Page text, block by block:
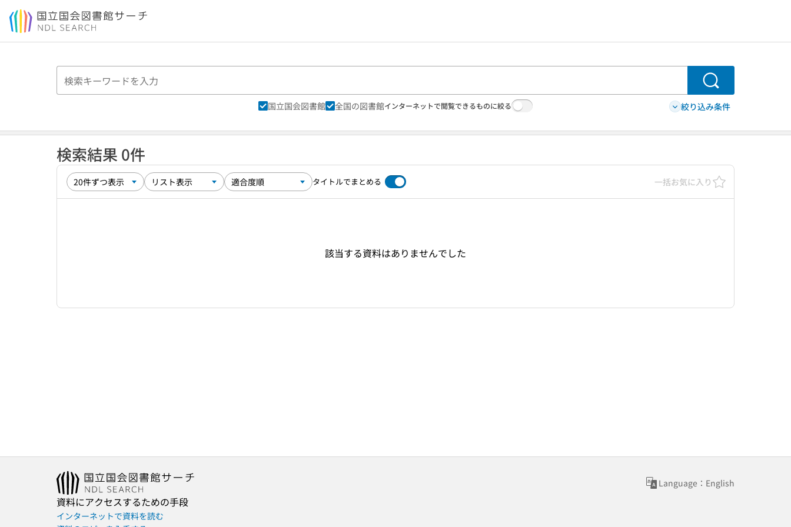
本文へ移動
検索
国立国会図書館 全国の図書館インターネットで閲覧できるものに絞る 絞り込み条件
検索結果 0件
タイトルでまとめる 一括お気に入り
該当する資料はありませんでした
Language：English
資料にアクセスするための手段
インターネットで資料を読む